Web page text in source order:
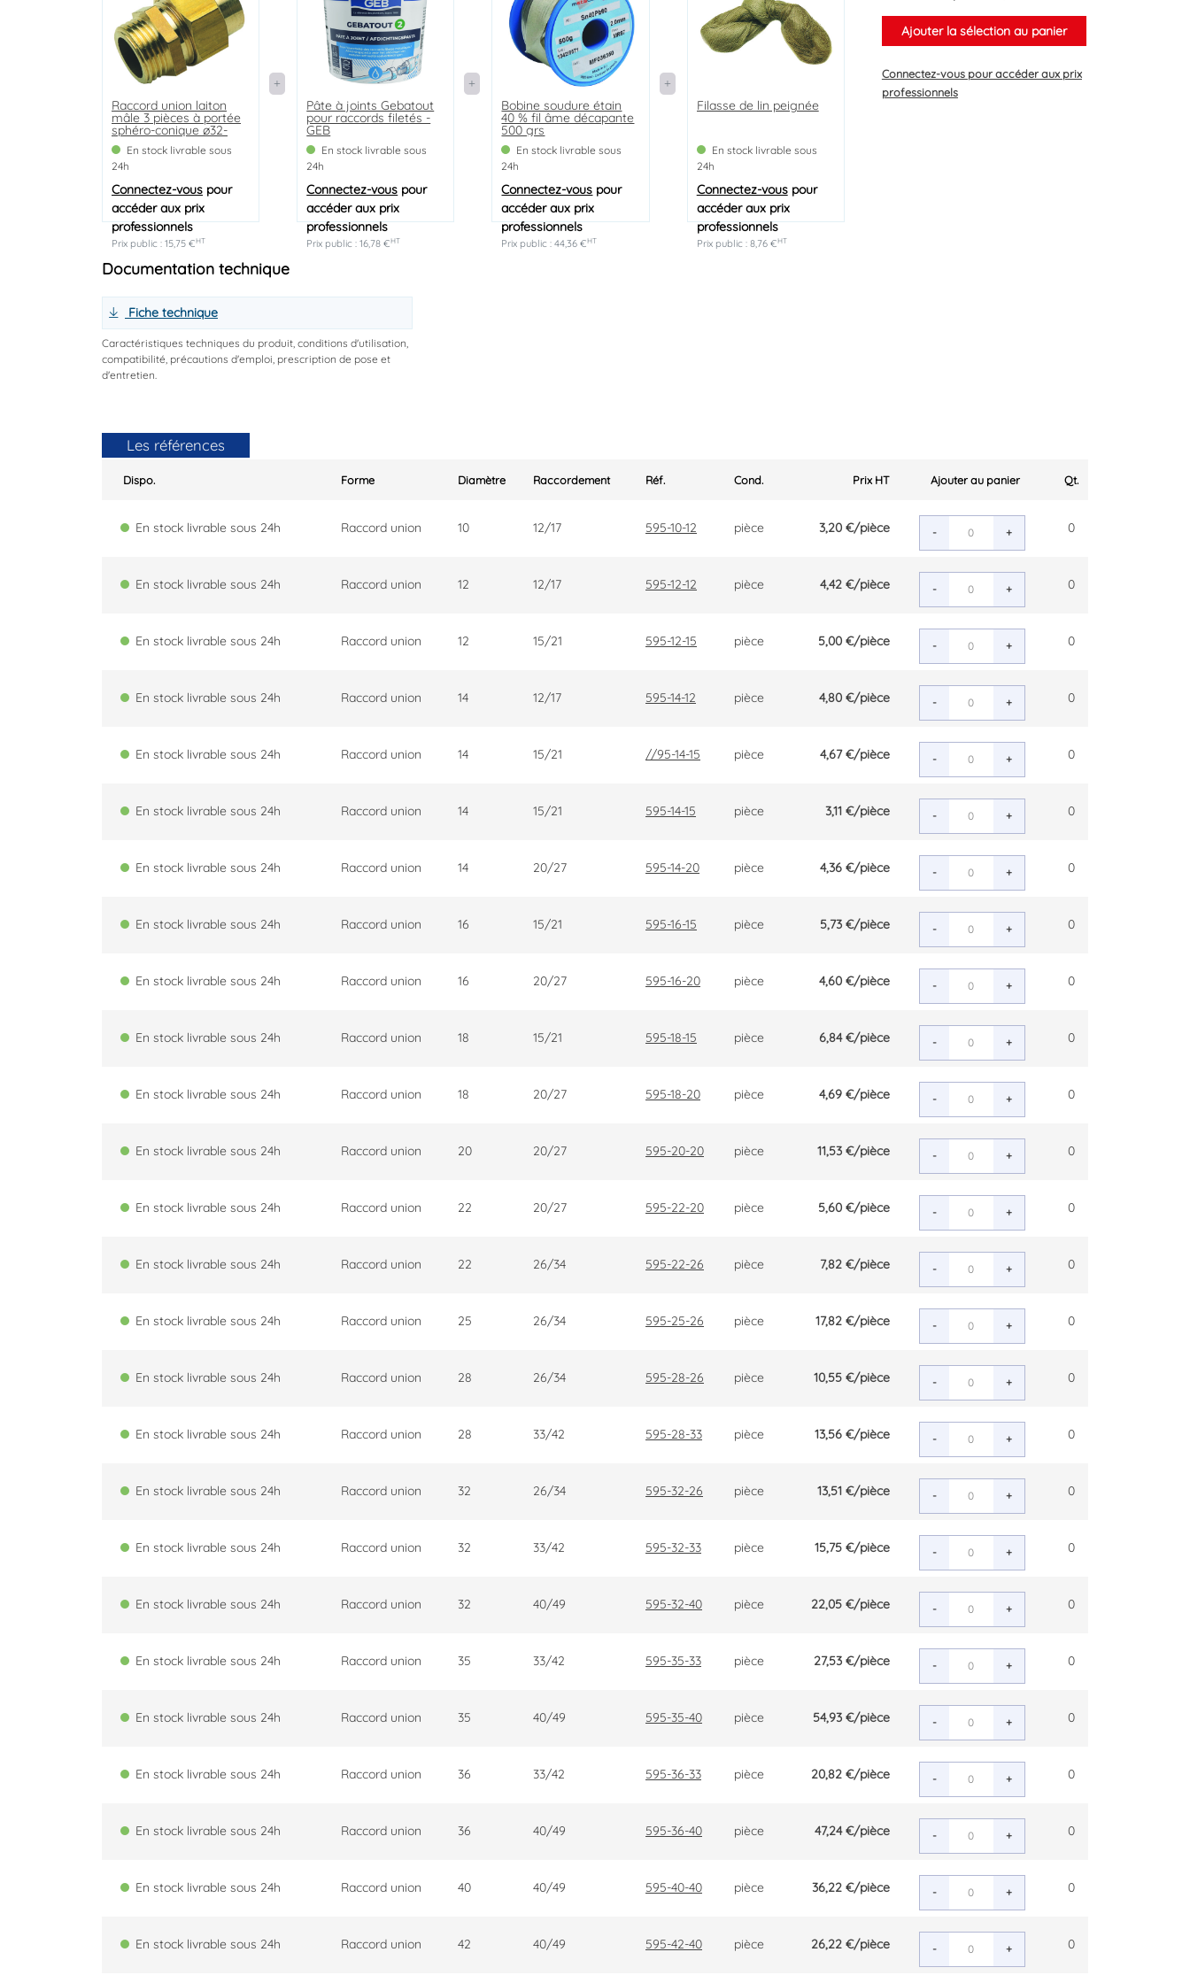
Raccord union laiton
mâle 3 pièces à portée
sphéro-conique ø32-
33/42 - 341
En stock livrable sous
24h
Connectez-vous pour
accéder aux prix
professionnels
Prix public : 15,75 €HT
Pâte à joints Gebatout
pour raccords filetés -
GEB
En stock livrable sous
24h
Connectez-vous pour
accéder aux prix
professionnels
Prix public : 16,78 €HT
Bobine soudure étain
40 % fil âme décapante
500 grs
En stock livrable sous
24h
Connectez-vous pour
accéder aux prix
professionnels
Prix public : 44,36 €HT
Filasse de lin peignée
En stock livrable sous
24h
Connectez-vouspour
accéder aux prix
professionnels
Prix public : 8,76 €HT
Ajouter la sélection au panier
Connectez-vouspour accéder aux prix
professionnels
Documentation technique
Fiche technique
Caractéristiques techniques du produit, conditions d'utilisation,
compatibilité, précautions d'emploi, prescription de pose et
d'entretien.
Les références
Dispo. Forme Diamètre Raccordement Réf. Cond. Prix HT Ajouter au panier Qt.
En stock livrable sous 24h Raccord union 10 12/17 595-10-12 pièce 3,20 €/pièce - + 0
En stock livrable sous 24h Raccord union 12 12/17 595-12-12 pièce 4,42 €/pièce - + 0
En stock livrable sous 24h Raccord union 12 15/21 595-12-15 pièce 5,00 €/pièce - + 0
En stock livrable sous 24h Raccord union 14 12/17 595-14-12 pièce 4,80 €/pièce - + 0
En stock livrable sous 24h Raccord union 14 15/21 //95-14-15 pièce 4,67 €/pièce - + 0
En stock livrable sous 24h Raccord union 14 15/21 595-14-15 pièce 3,11 €/pièce - + 0
En stock livrable sous 24h Raccord union 14 20/27 595-14-20 pièce 4,36 €/pièce - + 0
En stock livrable sous 24h Raccord union 16 15/21 595-16-15 pièce 5,73 €/pièce - + 0
En stock livrable sous 24h Raccord union 16 20/27 595-16-20 pièce 4,60 €/pièce - + 0
En stock livrable sous 24h Raccord union 18 15/21 595-18-15 pièce 6,84 €/pièce - + 0
En stock livrable sous 24h Raccord union 18 20/27 595-18-20 pièce 4,69 €/pièce - + 0
En stock livrable sous 24h Raccord union 20 20/27 595-20-20 pièce 11,53 €/pièce - + 0
En stock livrable sous 24h Raccord union 22 20/27 595-22-20 pièce 5,60 €/pièce - + 0
En stock livrable sous 24h Raccord union 22 26/34 595-22-26 pièce 7,82 €/pièce - + 0
En stock livrable sous 24h Raccord union 25 26/34 595-25-26 pièce 17,82 €/pièce - + 0
En stock livrable sous 24h Raccord union 28 26/34 595-28-26 pièce 10,55 €/pièce - + 0
En stock livrable sous 24h Raccord union 28 33/42 595-28-33 pièce 13,56 €/pièce - + 0
En stock livrable sous 24h Raccord union 32 26/34 595-32-26 pièce 13,51 €/pièce - + 0
En stock livrable sous 24h Raccord union 32 33/42 595-32-33 pièce 15,75 €/pièce - + 0
En stock livrable sous 24h Raccord union 32 40/49 595-32-40 pièce 22,05 €/pièce - + 0
En stock livrable sous 24h Raccord union 35 33/42 595-35-33 pièce 27,53 €/pièce - + 0
En stock livrable sous 24h Raccord union 35 40/49 595-35-40 pièce 54,93 €/pièce - + 0
En stock livrable sous 24h Raccord union 36 33/42 595-36-33 pièce 20,82 €/pièce - + 0
En stock livrable sous 24h Raccord union 36 40/49 595-36-40 pièce 47,24 €/pièce - + 0
En stock livrable sous 24h Raccord union 40 40/49 595-40-40 pièce 36,22 €/pièce - + 0
En stock livrable sous 24h Raccord union 42 40/49 595-42-40 pièce 26,22 €/pièce - + 0